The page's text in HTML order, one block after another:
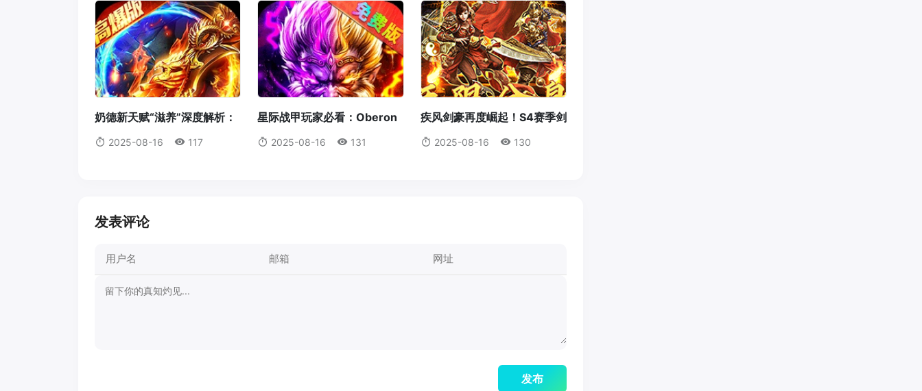
奶德新天赋“滋养”深度解析：
它真的值得我们放弃愈合吗？
2025-08-16 117
星际战甲玩家必看：Oberon
机体蓝图获取全攻略
2025-08-16 131
疾风剑豪再度崛起！S4赛季剑
豪输出机制全解析
2025-08-16 130
发表评论